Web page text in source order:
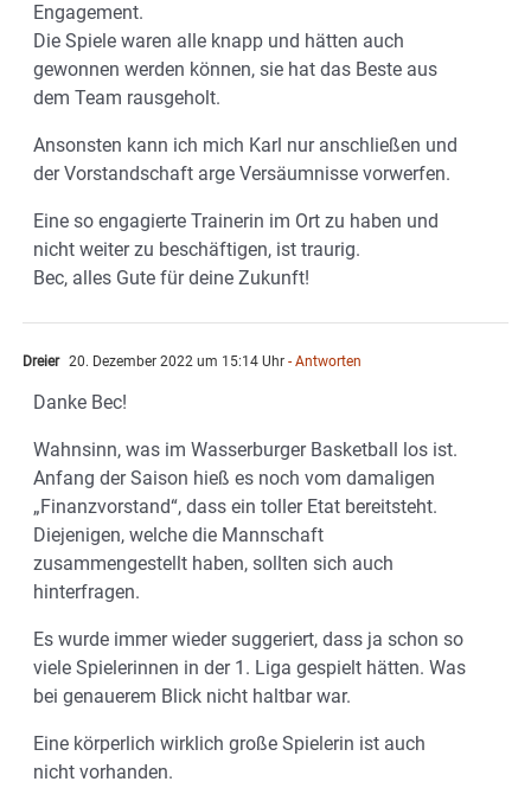
Engagement.
Die Spiele waren alle knapp und hätten auch
gewonnen werden können, sie hat das Beste aus
dem Team rausgeholt.
Ansonsten kann ich mich Karl nur anschließen und
der Vorstandschaft arge Versäumnisse vorwerfen.
Eine so engagierte Trainerin im Ort zu haben und
nicht weiter zu beschäftigen, ist traurig.
Bec, alles Gute für deine Zukunft!
Dreier 20. Dezember 2022 um 15:14 Uhr - Antworten
Danke Bec!
Wahnsinn, was im Wasserburger Basketball los ist.
Anfang der Saison hieß es noch vom damaligen
„Finanzvorstand“, dass ein toller Etat bereitsteht.
Diejenigen, welche die Mannschaft
zusammengestellt haben, sollten sich auch
hinterfragen.
Es wurde immer wieder suggeriert, dass ja schon so
viele Spielerinnen in der 1. Liga gespielt hätten. Was
bei genauerem Blick nicht haltbar war.
Eine körperlich wirklich große Spielerin ist auch
nicht vorhanden.